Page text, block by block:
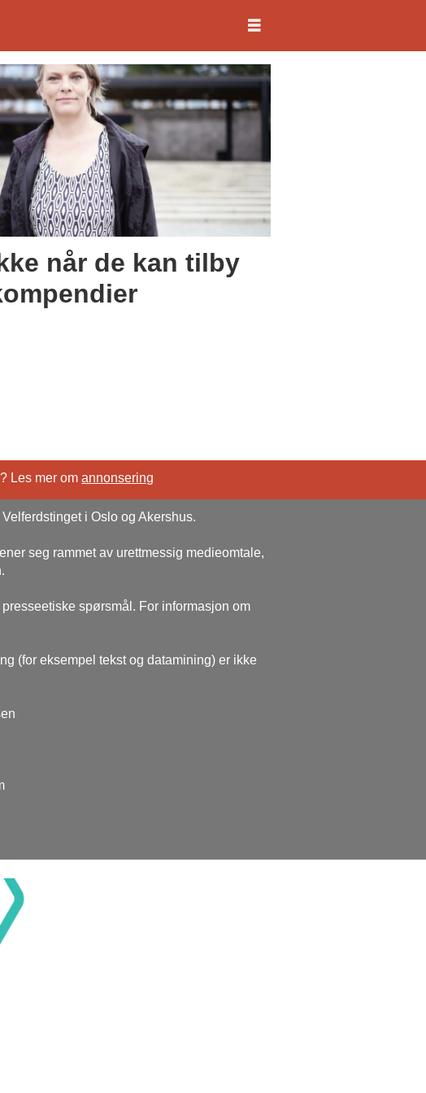
når de kan tilby
Les mer omannonsering
i Oslo og Akershus.
seg rammet av urettmessig medieomtale,
spørsmål. For informasjon om
(for eksempel tekst og datamining) er ikke